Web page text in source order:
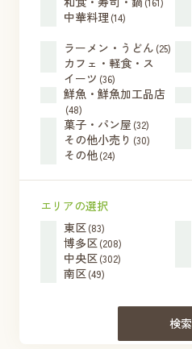
中華料理 (14)
ラーメン・うどん (25)
カフェ・軽食・ス
イーツ (36)
鮮魚・鮮魚加工品店
(48)
菓子・パン屋 (32)
その他小売り (30)
その他(24)
エリアの選択
東区(83)
博多区(208)
中央区(302)
南区(49)
検索